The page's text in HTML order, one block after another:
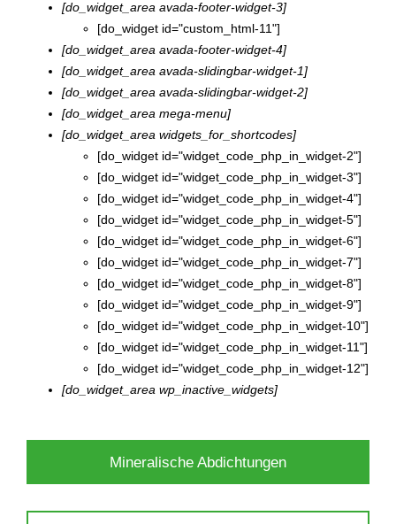
[do_widget_area avada-footer-widget-3]
[do_widget id="custom_html-11"]
[do_widget_area avada-footer-widget-4]
[do_widget_area avada-slidingbar-widget-1]
[do_widget_area avada-slidingbar-widget-2]
[do_widget_area mega-menu]
[do_widget_area widgets_for_shortcodes]
[do_widget id="widget_code_php_in_widget-2"]
[do_widget id="widget_code_php_in_widget-3"]
[do_widget id="widget_code_php_in_widget-4"]
[do_widget id="widget_code_php_in_widget-5"]
[do_widget id="widget_code_php_in_widget-6"]
[do_widget id="widget_code_php_in_widget-7"]
[do_widget id="widget_code_php_in_widget-8"]
[do_widget id="widget_code_php_in_widget-9"]
[do_widget id="widget_code_php_in_widget-10"]
[do_widget id="widget_code_php_in_widget-11"]
[do_widget id="widget_code_php_in_widget-12"]
[do_widget_area wp_inactive_widgets]
Mineralische Abdichtungen